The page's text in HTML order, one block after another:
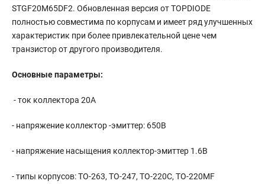
STGF20M65DF2. Обновленная версия от TOPDIODE
полностью совместима по корпусам и имеет ряд улучшенных
характеристик при более привлекательной цене чем
транзистор от другого производителя.
Основные параметры:
- ток коллектора 20А
- напряжение коллектор -эмиттер: 650В
- напряжение насыщения коллектор-эмиттер 1.6В
- типы корпусов: ТО-263, ТО-247, ТО-220С, ТО-220MF